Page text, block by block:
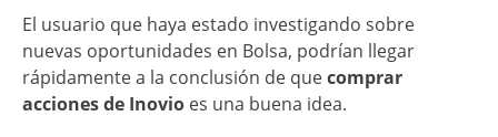
El usuario que haya estado investigando sobre
nuevas oportunidades en Bolsa, podrían llegar
rápidamente a la conclusión de quecomprar
acciones de Inovio es una buena idea.